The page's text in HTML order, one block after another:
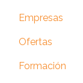
Empresas
Ofertas
Formación